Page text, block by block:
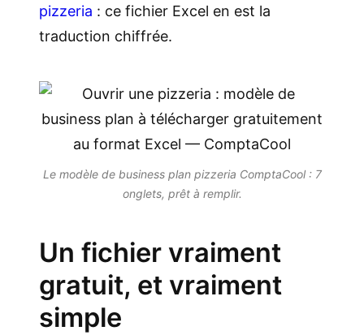
pizzeria : ce fichier Excel en est la
traduction chiffrée.
Le modèle de business plan pizzeria ComptaCool : 7
onglets, prêt à remplir.
Un fichier vraiment
gratuit, et vraiment
simple